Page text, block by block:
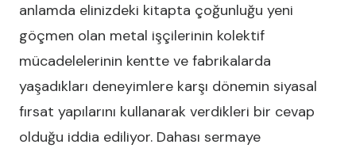
anlamda elinizdeki kitapta çoğunluğu yeni
göçmen olan metal işçilerinin kolektif
mücadelelerinin kentte ve fabrikalarda
yaşadıkları deneyimlere karşı dönemin siyasal
fırsat yapılarını kullanarak verdikleri bir cevap
olduğu iddia ediliyor. Dahası sermaye